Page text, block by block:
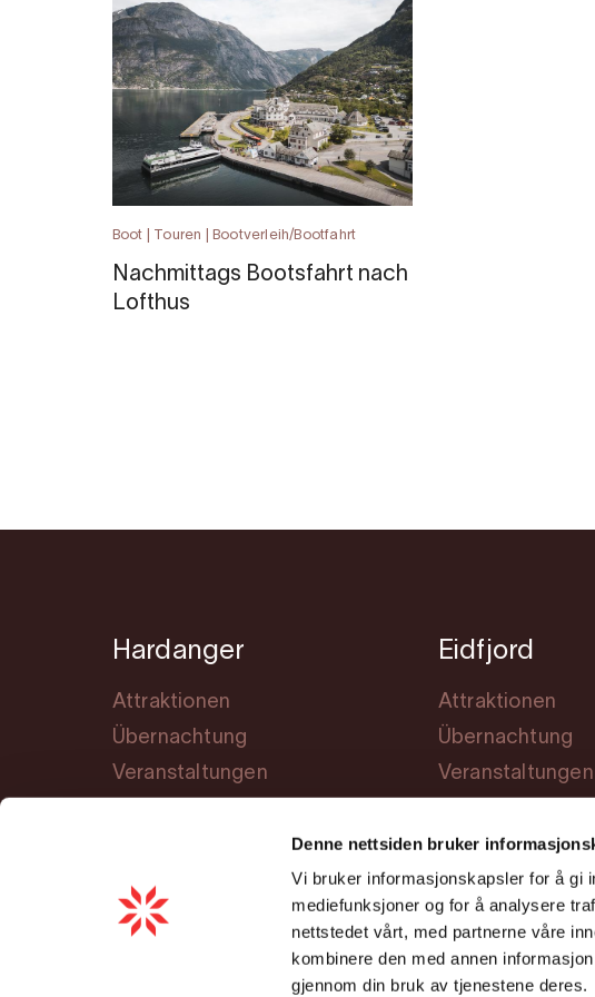
Denne nettsiden bruker
Vi bruker informasjonskapsler for å gi
mediefunksjoner og for å analysere
nettstedet vårt, med partnerne våre
kombinere den med annen
gjennom din bruk av tjenestene deres.
Boot | Touren | Bootverleih/Bootfahrt
Nachmittags Bootsfahrt nach
Lofthus
Hardanger
Attraktionen
Übernachtung
Veranstaltungen
Cookie consent
Eidfjord
Attraktionen
Übernachtung
Veranstaltungen